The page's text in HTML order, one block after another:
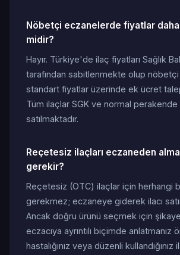
Nöbetçi eczanelerde fiyatlar
midir?
Hayır. Türkiye'de ilaç fiyatları Sağlık
tarafından sabitlenmekte olup
standart fiyatlar üzerinde ek ücret
Tüm ilaçlar SGK ve normal perakende
satılmaktadır.
Reçetesiz ilaçları eczaneden
gerekir?
Reçetesiz (OTC) ilaçlar için herhangi
gerekmez; eczaneye giderek ilacı
Ancak doğru ürünü seçmek için
eczacıya ayrıntılı biçimde anlatmanız
hastalığınız veya düzenli